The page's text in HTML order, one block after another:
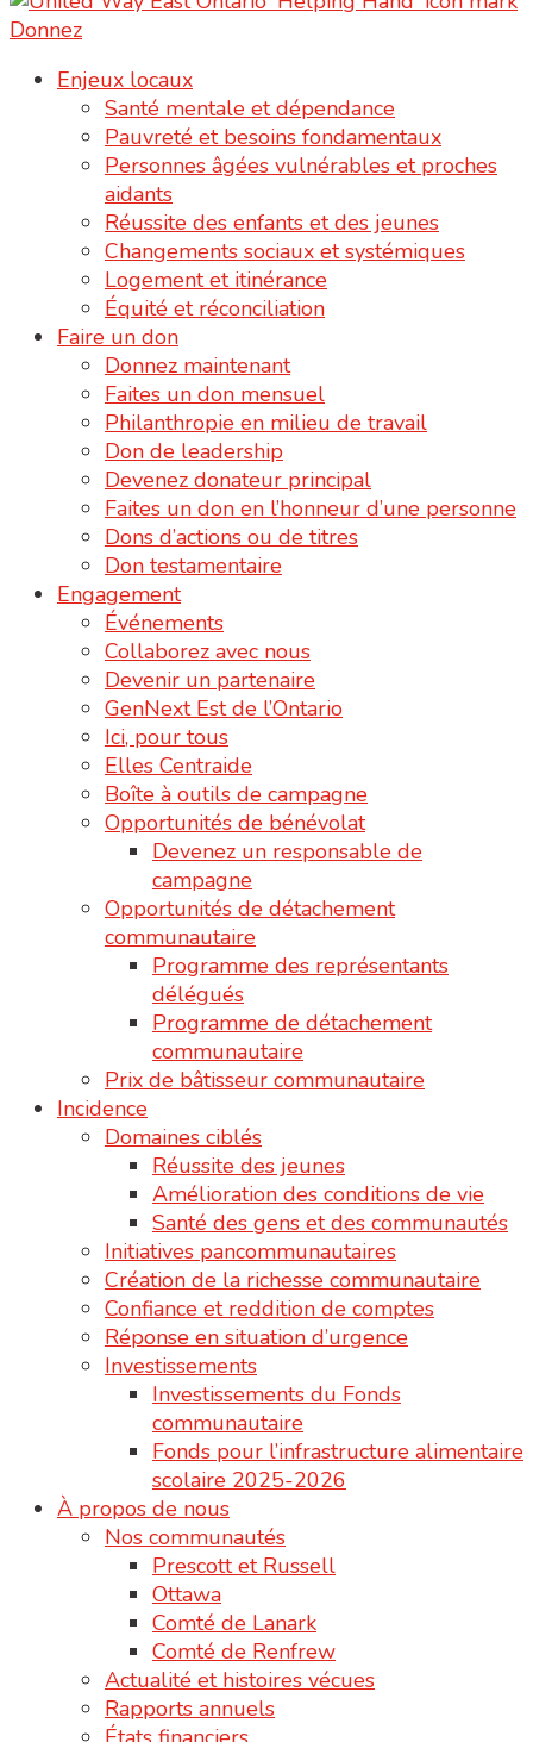
Donnez
Enjeux locaux
Santé mentale et dépendance
Pauvreté et besoins fondamentaux
Personnes âgées vulnérables et proches
aidants
Réussite des enfants et des jeunes
Changements sociaux et systémiques
Logement et itinérance
Équité et réconciliation
Faire un don
Donnez maintenant
Faites un don mensuel
Philanthropie en milieu de travail
Don de leadership
Devenez donateur principal
Faites un don en l’honneur d’une personne
Dons d’actions ou de titres
Don testamentaire
Engagement
Événements
Collaborez avec nous
Devenir un partenaire
GenNext Est de l’Ontario
Ici, pour tous
Elles Centraide
Boîte à outils de campagne
Opportunités de bénévolat
Devenez un responsable de
campagne
Opportunités de détachement
communautaire
Programme des représentants
délégués
Programme de détachement
communautaire
Prix de bâtisseur communautaire
Incidence
Domaines ciblés
Réussite des jeunes
Amélioration des conditions de vie
Santé des gens et des communautés
Initiatives pancommunautaires
Création de la richesse communautaire
Confiance et reddition de comptes
Réponse en situation d’urgence
Investissements
Investissements du Fonds
communautaire
Fonds pour l’infrastructure alimentaire
scolaire 2025-2026
À propos de nous
Nos communautés
Prescott et Russell
Ottawa
Comté de Lanark
Comté de Renfrew
Actualité et histoires vécues
Rapports annuels